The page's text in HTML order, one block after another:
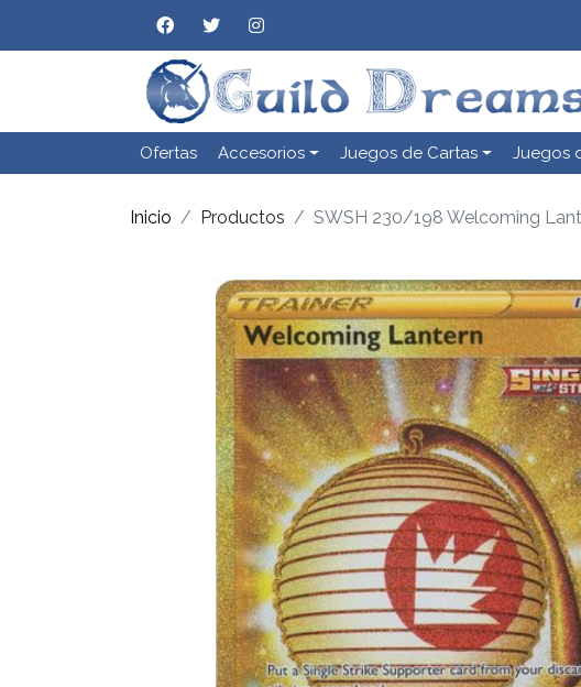
Ofertas Accesorios Juegos de Cartas Juegos
Inicio Productos SWSH 230/198 Welcoming